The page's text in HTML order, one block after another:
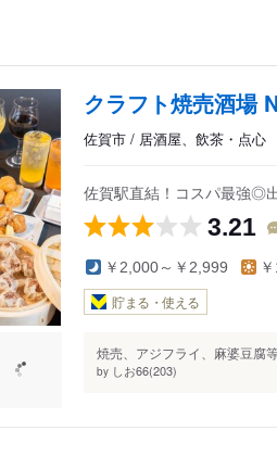
クラフト焼売酒場
佐賀市 / 居酒屋、飲茶・点心
佐賀駅直結！コスパ最強◎
3.21
￥2,000～￥2,999
貯まる・使える
焼売、アジフライ、麻婆豆腐
by しお66(203)